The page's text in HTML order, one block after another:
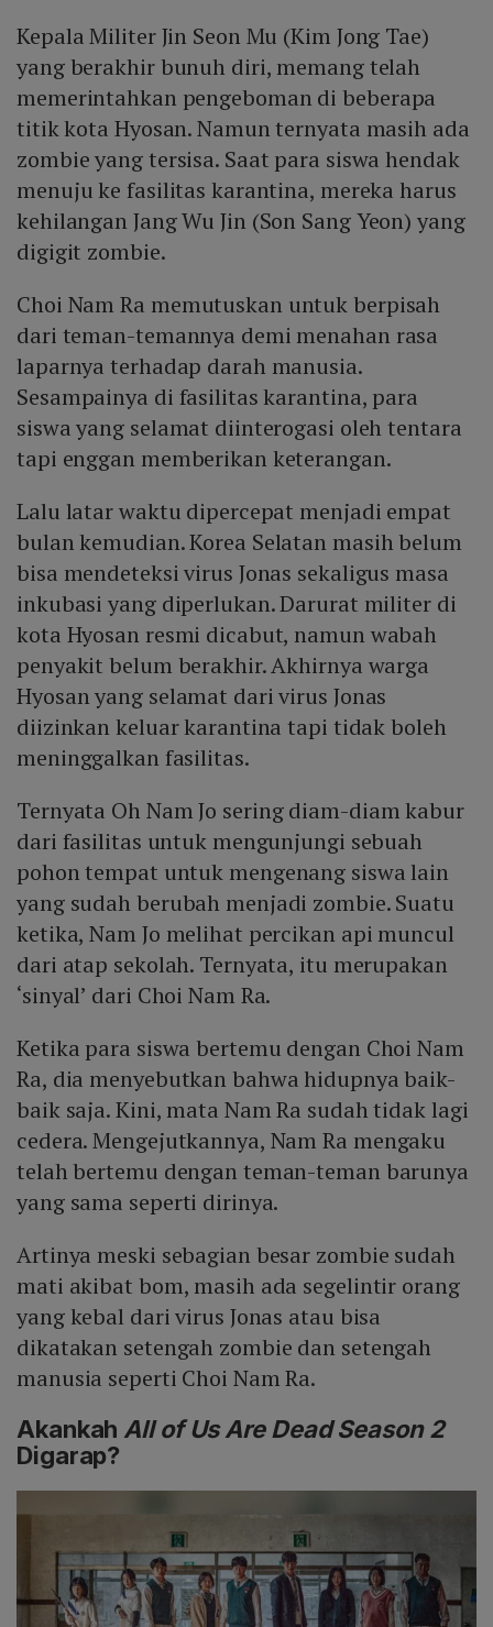
Kepala Militer Jin Seon Mu (Kim Jong Tae)
yang berakhir bunuh diri, memang telah
memerintahkan pengeboman di beberapa
titik kota Hyosan. Namun ternyata masih ada
zombie yang tersisa. Saat para siswa hendak
menuju ke fasilitas karantina, mereka harus
kehilangan Jang Wu Jin (Son Sang Yeon) yang
digigit zombie.
Choi Nam Ra memutuskan untuk berpisah
dari teman-temannya demi menahan rasa
laparnya terhadap darah manusia.
Sesampainya di fasilitas karantina, para
siswa yang selamat diinterogasi oleh tentara
tapi enggan memberikan keterangan.
Lalu latar waktu dipercepat menjadi empat
bulan kemudian. Korea Selatan masih belum
bisa mendeteksi virus Jonas sekaligus masa
inkubasi yang diperlukan. Darurat militer di
kota Hyosan resmi dicabut, namun wabah
penyakit belum berakhir. Akhirnya warga
Hyosan yang selamat dari virus Jonas
diizinkan keluar karantina tapi tidak boleh
meninggalkan fasilitas.
Ternyata Oh Nam Jo sering diam-diam kabur
dari fasilitas untuk mengunjungi sebuah
pohon tempat untuk mengenang siswa lain
yang sudah berubah menjadi zombie. Suatu
ketika, Nam Jo melihat percikan api muncul
dari atap sekolah. Ternyata, itu merupakan
‘sinyal’ dari Choi Nam Ra.
Ketika para siswa bertemu dengan Choi Nam
Ra, dia menyebutkan bahwa hidupnya baik-
baik saja. Kini, mata Nam Ra sudah tidak lagi
cedera. Mengejutkannya, Nam Ra mengaku
telah bertemu dengan teman-teman barunya
yang sama seperti dirinya.
Artinya meski sebagian besar zombie sudah
mati akibat bom, masih ada segelintir orang
yang kebal dari virus Jonas atau bisa
dikatakan setengah zombie dan setengah
manusia seperti Choi Nam Ra.
Akankah All of Us Are Dead Season 2
Digarap?